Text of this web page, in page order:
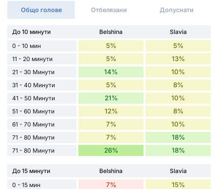
Общо голове Отбелязани Допуснати
До 10 минути Belshina
Slavia
0 - 10 мин
5% 5%
11 - 20 минути 5% 13%
21 - 30 Минути 14% 10%
31 - 40 Минути 5% 8%
41 - 50 Минути 21% 10%
51 - 60 Минути 12% 8%
61 - 70 Минути 7% 10%
71 - 80 Минути 7% 18%
71 - 80 Минути 26% 18%
До 15 минути Belshina
Slavia
0 - 15 мин
7% 15%